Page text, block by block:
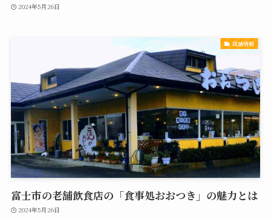
2024年5月26日
店舗情報
富士市の老舗飲食店の「食事処おおつき」の魅力とは
2024年5月26日